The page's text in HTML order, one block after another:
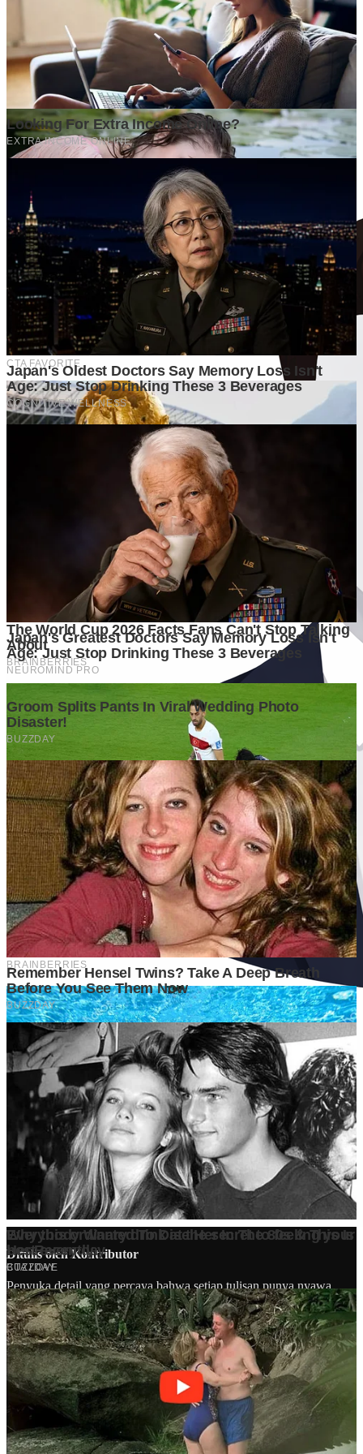
Ditulis olehKontributor
Penyuka detail yang percaya bahwa setiap tulisan punya nyawa.
Bertugas merangkai ide menjadi cerita yang mengalir, memastikan
setiap titik dan koma berada di tempat yang tepat untuk kenyamanan
membacamu
Komentar (0)
Tulis Komentar
Belum ada komentar. Jadilah yang pertama!